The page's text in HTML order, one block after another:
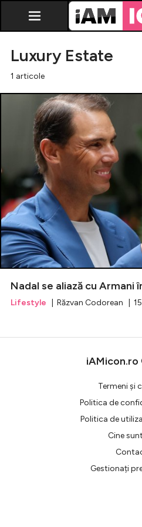
Vedete
Breaking news
Evenimente
Emisiuni TV
Horoscop
Lifestyle
Intră în cont
Creează cont
Luxury Estate
1 articole
Nadal se aliază cu Armani
Lifestyle | Răzvan Codorean |
Termeni şi
Politica de
Politica de
Cine
Gestionați